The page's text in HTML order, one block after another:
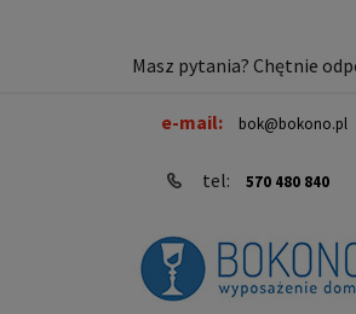
Masz pytania? Chętnie
e-mail: bok@bokono.pl
tel: 570 480 840